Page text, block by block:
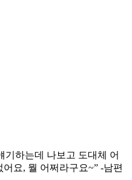
기하는데 나보고 도대체 어
요, 뭘 어쩌라구요~” -남편